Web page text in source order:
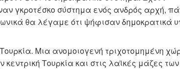
γκροτέσκο σύστημα ενός ανδρός αρχή,
θα λέγαμε ότι ψήφισαν δημοκρατικά
Μια ανομοιογενή τριχοτομημένη
Τουρκία και στις λαϊκές μάζες των